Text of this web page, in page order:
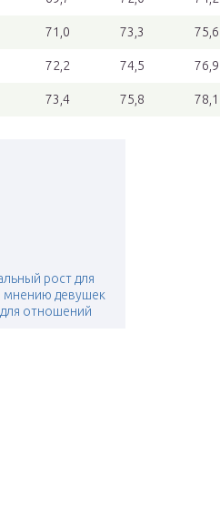
71,0 73,3 75,6
72,2 74,5 76,9
73,4 75,8 78,1
рост для
девушек
отношений